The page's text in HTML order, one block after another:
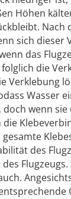
Höhen
Nach
sich dieser
das
die
Verklebung
Wasser
wenn
die
des